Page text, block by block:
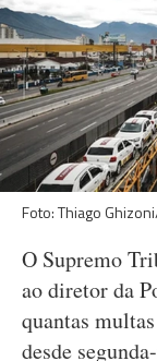
Foto: Thiago
O Supremo
ao diretor da
quantas
desde